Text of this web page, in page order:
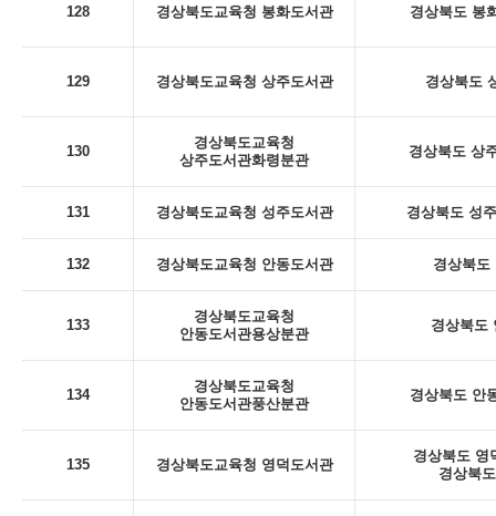
128 경상북도교육청 봉화도서관 경상북도 봉
129 경상북도교육청 상주도서관 경상북도
130
경상북도교육청
상주도서관화령분관
경상북도 상
131 경상북도교육청 성주도서관 경상북도 성
132 경상북도교육청 안동도서관 경상북도
133
경상북도교육청
안동도서관용상분관
경상북도
134
경상북도교육청
안동도서관풍산분관
경상북도 안
135 경상북도교육청 영덕도서관
경상북도 영
경상북